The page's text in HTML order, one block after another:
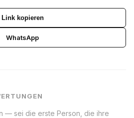
Link kopieren
WhatsApp
— sei die erste Person, die ihre